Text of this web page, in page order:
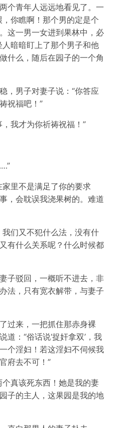
个青年人远远地看见了。一
你瞧啊！那个男的定是个
这一男一女进到果林中，必
暗暗盯上了那个男子和他
什么，随后在园子的一个角
，男子对妻子说：“你答应
祝福吧！”
我才为你祈祷祝福！”
里不是满足了你的要求
，会耽误我浇果树的。难道
们又不犯什么法，没有什
有什么关系呢？什么时候都
子驳回，一概听不进去，非
法，只有宽衣解带，与妻子
过来，一把抓住那赤身裸
：“俗话说‘捉奸拿双’，我
个淫妇！若这淫妇不伺候我
府去不可！”
真该死东西！她是我的妻
子的主人，这果园是我的地